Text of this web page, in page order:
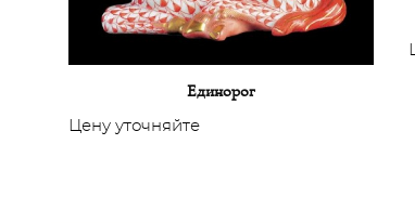
Единорог
Цену уточняйте